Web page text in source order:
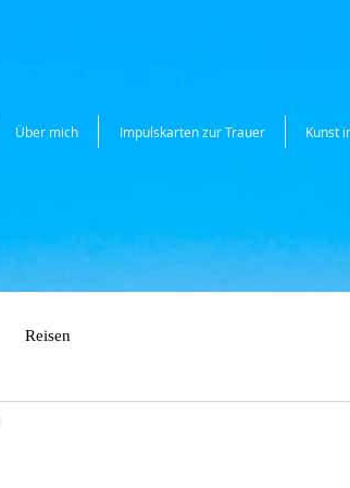
Über mich Impulskarten zur Trauer Kunst
Reisen